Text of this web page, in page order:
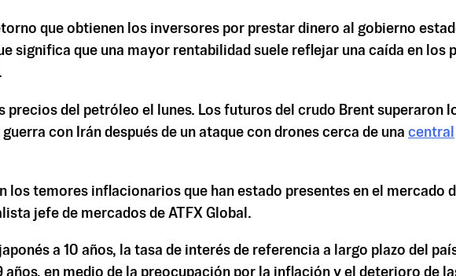
que obtienen los inversores por prestar dinero al gobierno
significa que una mayor rentabilidad suele reflejar una caída en los
del petróleo el lunes. Los futuros del crudo Brent superaron
con Irán después de un ataque con drones cerca de una central
los temores inflacionarios que han estado presentes en el mercado
jefe de mercados de ATFX Global.
a 10 años, la tasa de interés de referencia a largo plazo del
en medio de la preocupación por la inflación y el deterioro de